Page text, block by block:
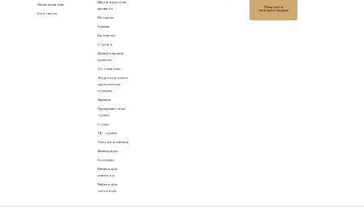
Наша команда
Контакты
Двухъярусные
кровати
Матрасы
Кресла
Банкетки
Стулья
Дизайнерские
кушетки
Оттоманки
Журнальные и
приставные
столики
Зеркала
Прикроватные
тумбы
Столы
ТВ - тумбы
Уличная мебель
Аксессуары
Консоли
Мебель для
спальни
Мебель для
гостиной
Получить
консультацию